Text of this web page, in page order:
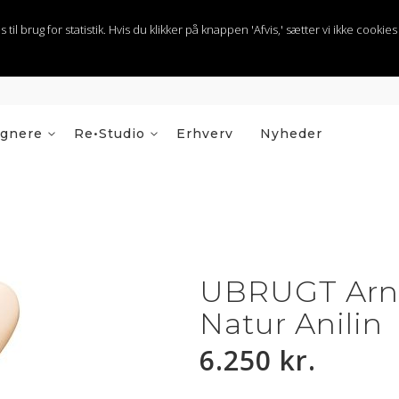
brug for statistik. Hvis du klikker på knappen 'Afvis,' sætter vi ikke
Re•Studio
Nyheder
Erhverv
UBRUGT
Natur Anilin
6.250 kr.